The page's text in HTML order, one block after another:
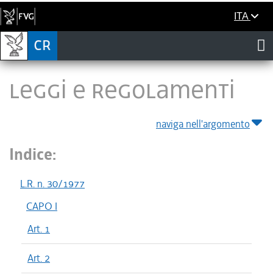
ITA
LEGGI E REGOLAMENTI
naviga nell'argomento
Indice:
L.R. n. 30/1977
CAPO I
Art. 1
Art. 2